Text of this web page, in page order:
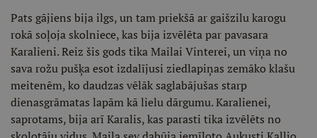
Pats gājiens bija ilgs, un tam priekšā ar gaišzilu karogu
rokā soļoja skolniece, kas bija izvēlēta par pavasara
Karalieni. Reiz šis gods tika Mailai Vinterei, un viņa no
sava rožu pušķa esot izdalījusi ziedlapiņas zemāko klašu
meitenēm, ko daudzas vēlāk saglabājušas starp
dienasgrāmatas lapām kā lielu dārgumu. Karalienei,
saprotams, bija arī Karalis, kas parasti tika izvēlēts no